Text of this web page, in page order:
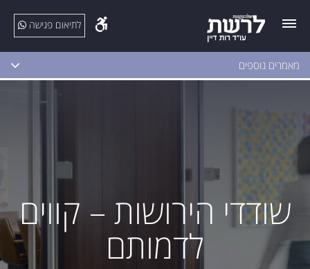
לתיאום פגישה
מאמרים נוספים
שודדי הירושות – קווים
לדמותם